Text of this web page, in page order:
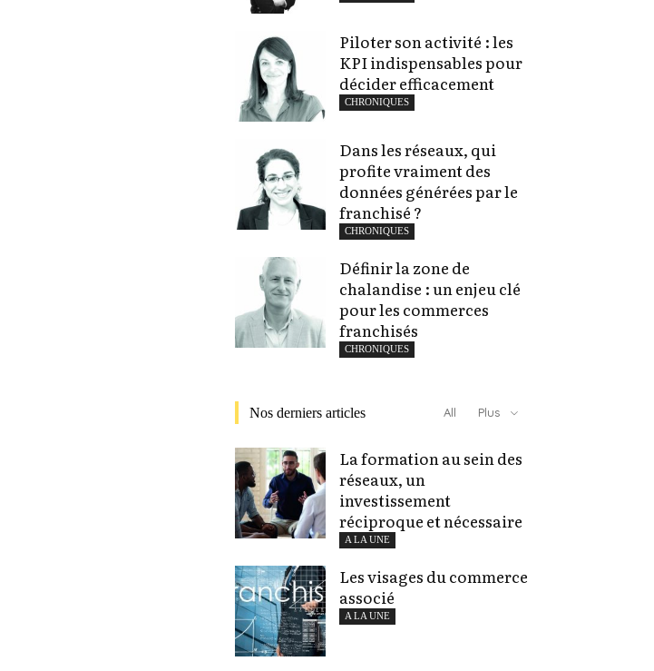
Piloter son activité : les
KPI indispensables pour
décider efficacement
CHRONIQUES
Dans les réseaux, qui
profite vraiment des
données générées par le
franchisé ?
CHRONIQUES
Définir la zone de
chalandise : un enjeu clé
pour les commerces
franchisés
CHRONIQUES
Nos derniers articles All Plus
La formation au sein des
réseaux, un
investissement
réciproque et nécessaire
A LA UNE
Les visages du commerce
associé
A LA UNE